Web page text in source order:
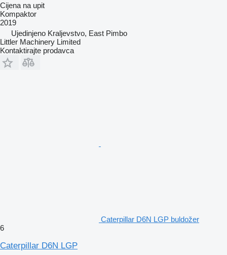
Cijena na upit
Kompaktor
2019
Ujedinjeno Kraljevstvo, East Pimbo
Littler Machinery Limited
Kontaktirajte prodavca
Caterpillar D6N LGP buldožer
6
Caterpillar D6N LGP